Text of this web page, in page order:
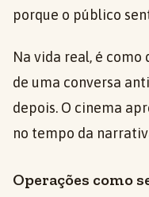
porque o público
Na vida real, é
de uma conversa
depois. O cinema
no tempo da
Operações como